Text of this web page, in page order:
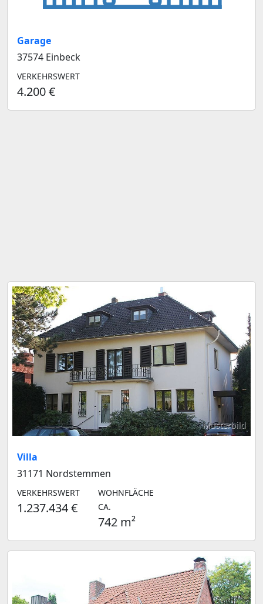
Garage
37574 Einbeck
VERKEHRSWERT
4.200 €
Musterbild
Villa
31171 Nordstemmen
VERKEHRSWERT
1.237.434 €
WOHNFLÄCHE
CA.
742 m²